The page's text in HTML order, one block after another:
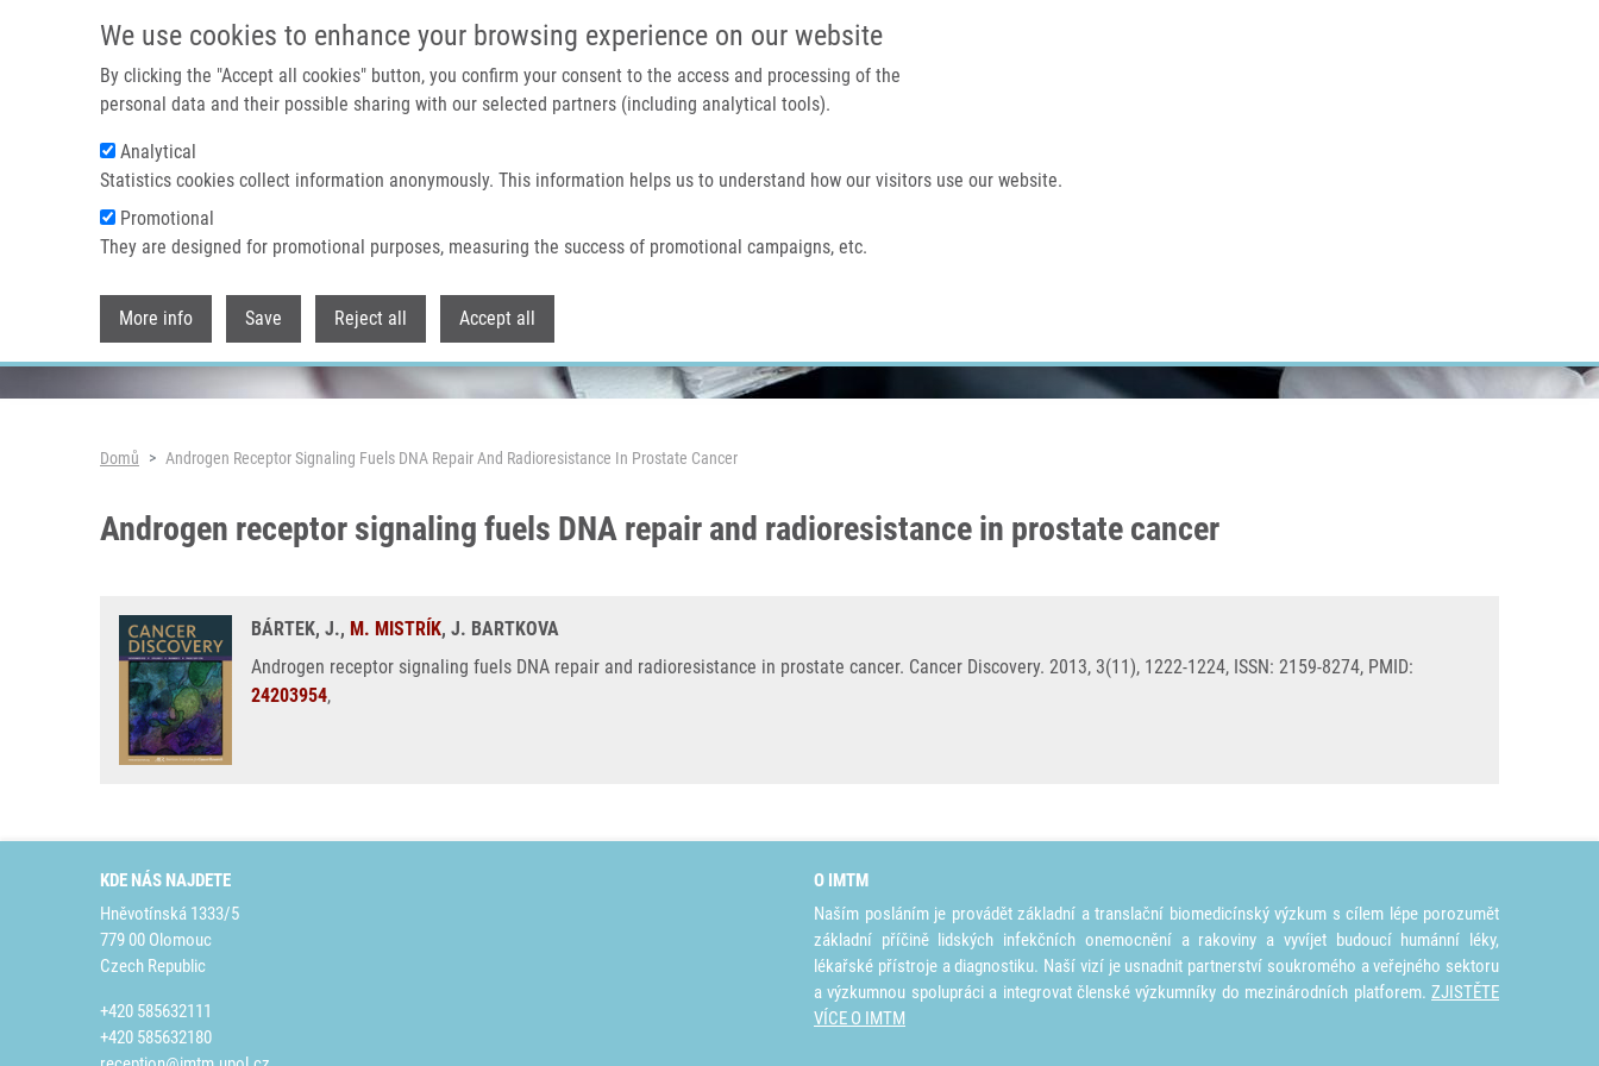
We use cookies to enhance your browsing experience on our website
By clicking the "Accept all cookies" button, you confirm your consent to the access and processing of the
personal data and their possible sharing with our selected partners (including analytical tools).
Analytical
Statistics cookies collect information anonymously. This information helps us to understand how our visitors use our website.
Promotional
They are designed for promotional purposes, measuring the success of promotional campaigns, etc.
More info Save Reject all Accept all
IMTM PORTÁL
Domů O nás
Header image
Drobečková navigace
Domů Androgen Receptor Signaling Fuels DNA Repair And Radioresistance In Prostate Cancer
Androgen receptor signaling fuels DNA repair and radioresistance in prostate cancer
BÁRTEK, J., M. MISTRÍK, J. BARTKOVA
Androgen receptor signaling fuels DNA repair and radioresistance in prostate cancer. Cancer Discovery. 2013, 3(11), 1222-1224, ISSN: 2159-8274, PMID:
24203954,
KDE NÁS NAJDETE
Hněvotínská 1333/5
779 00 Olomouc
Czech Republic
+420 585632111
+420 585632180
O IMTM
Naším posláním je provádět základní a translační biomedicínský výzkum s cílem lépe porozumět
základní příčině lidských infekčních onemocnění a rakoviny a vyvíjet budoucí humánní léky,
lékařské přístroje a diagnostiku. Naší vizí je usnadnit partnerství soukromého a veřejného sektoru
a výzkumnou spolupráci a integrovat členské výzkumníky do mezinárodních platforem. ZJISTĚTE
VÍCE O IMTM